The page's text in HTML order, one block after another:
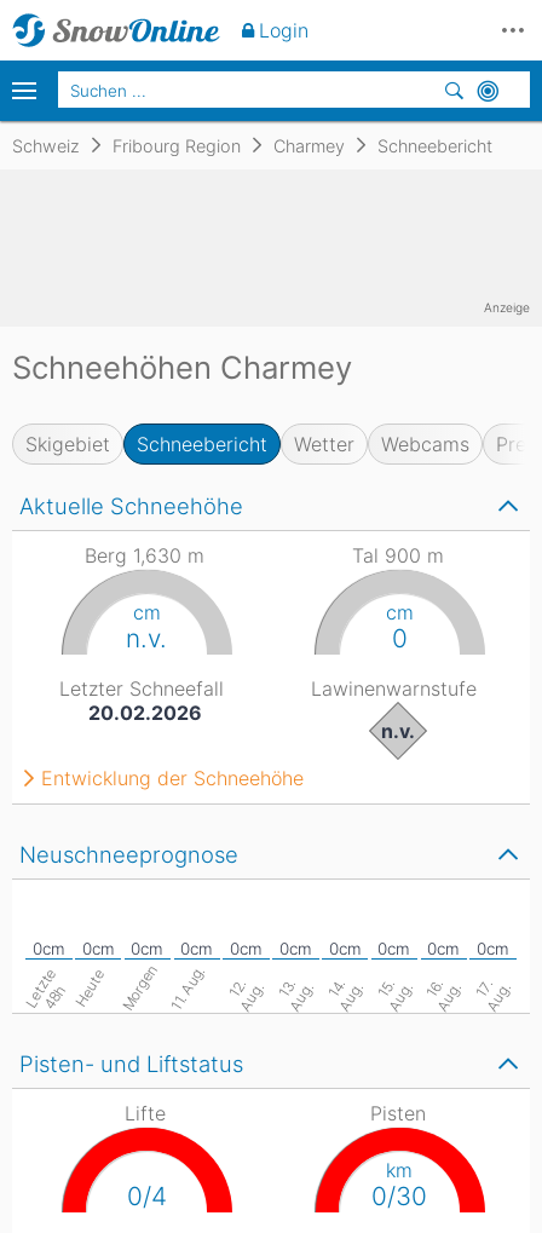
Schweiz Fribourg Region Charmey Schneebericht
Schneehöhen Charmey
Skigebiet Schneebericht Wetter Webcams
Aktuelle Schneehöhe
Berg 1,630 m
cm
n.v.
Tal 900 m
cm
0
Letzter Schneefall
20.02.2026
Lawinenwarnstufe
n.v.
Entwicklung der Schneehöhe
Neuschneeprognose
L
e
t
z
t
e
4
8
h Heute Morgen 11. Aug. 12
.
A
u
g. 13
.
A
u
g. 14
.
A
u
g. 15
.
A
u
g. 16
.
A
u
g. 17
.
A
u
g.
Pisten- und Liftstatus
Lifte
0/4
Pisten
km
0/30
Anzeige
Login